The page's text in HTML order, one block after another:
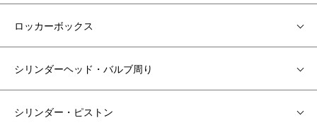
ロッカーボックス
シリンダーヘッド・バルブ周り
シリンダー・ピストン